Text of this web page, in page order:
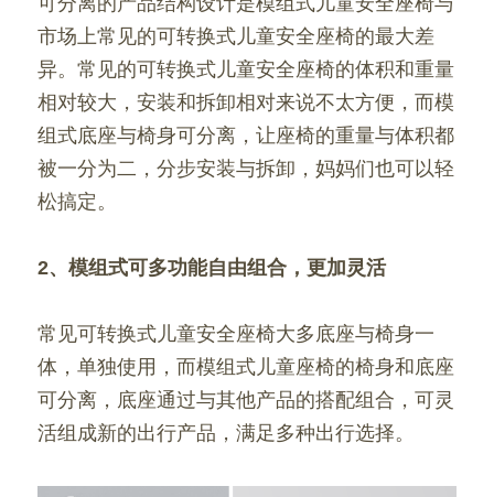
市场上常见的可转换式儿童安全座椅的最大差
异。常见的可转换式儿童安全座椅的体积和重量
相对较大，安装和拆卸相对来说不太方便，而模
组式底座与椅身可分离，让座椅的重量与体积都
被一分为二，分步安装与拆卸，妈妈们也可以轻
松搞定。
2、模组式可多功能自由组合，更加灵活
常见可转换式儿童安全座椅大多底座与椅身一
体，单独使用，而模组式儿童座椅的椅身和底座
可分离，底座通过与其他产品的搭配组合，可灵
活组成新的出行产品，满足多种出行选择。